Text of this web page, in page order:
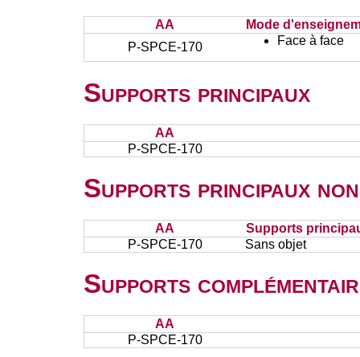
AA
Mode
P-SPCE-170
Face à face
Supports principaux
AA
P-SPCE-170
Supports principaux
AA
Supports
P-SPCE-170
Sans objet
Supports
AA
P-SPCE-170